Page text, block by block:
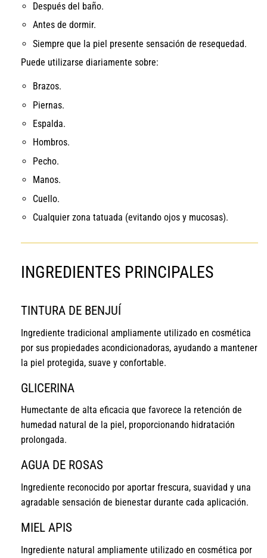
Después del baño.
Antes de dormir.
Siempre que la piel presente sensación de resequedad.
Puede utilizarse diariamente sobre:
Brazos.
Piernas.
Espalda.
Hombros.
Pecho.
Manos.
Cuello.
Cualquier zona tatuada (evitando ojos y mucosas).
INGREDIENTES PRINCIPALES
TINTURA DE BENJUÍ
Ingrediente tradicional ampliamente utilizado en cosmética
por sus propiedades acondicionadoras, ayudando a mantener
la piel protegida, suave y confortable.
GLICERINA
Humectante de alta eficacia que favorece la retención de
humedad natural de la piel, proporcionando hidratación
prolongada.
AGUA DE ROSAS
Ingrediente reconocido por aportar frescura, suavidad y una
agradable sensación de bienestar durante cada aplicación.
MIEL APIS
Ingrediente natural ampliamente utilizado en cosmética por